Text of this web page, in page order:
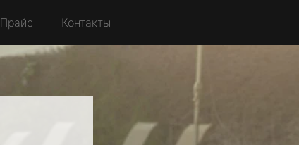
Прайс Контакты